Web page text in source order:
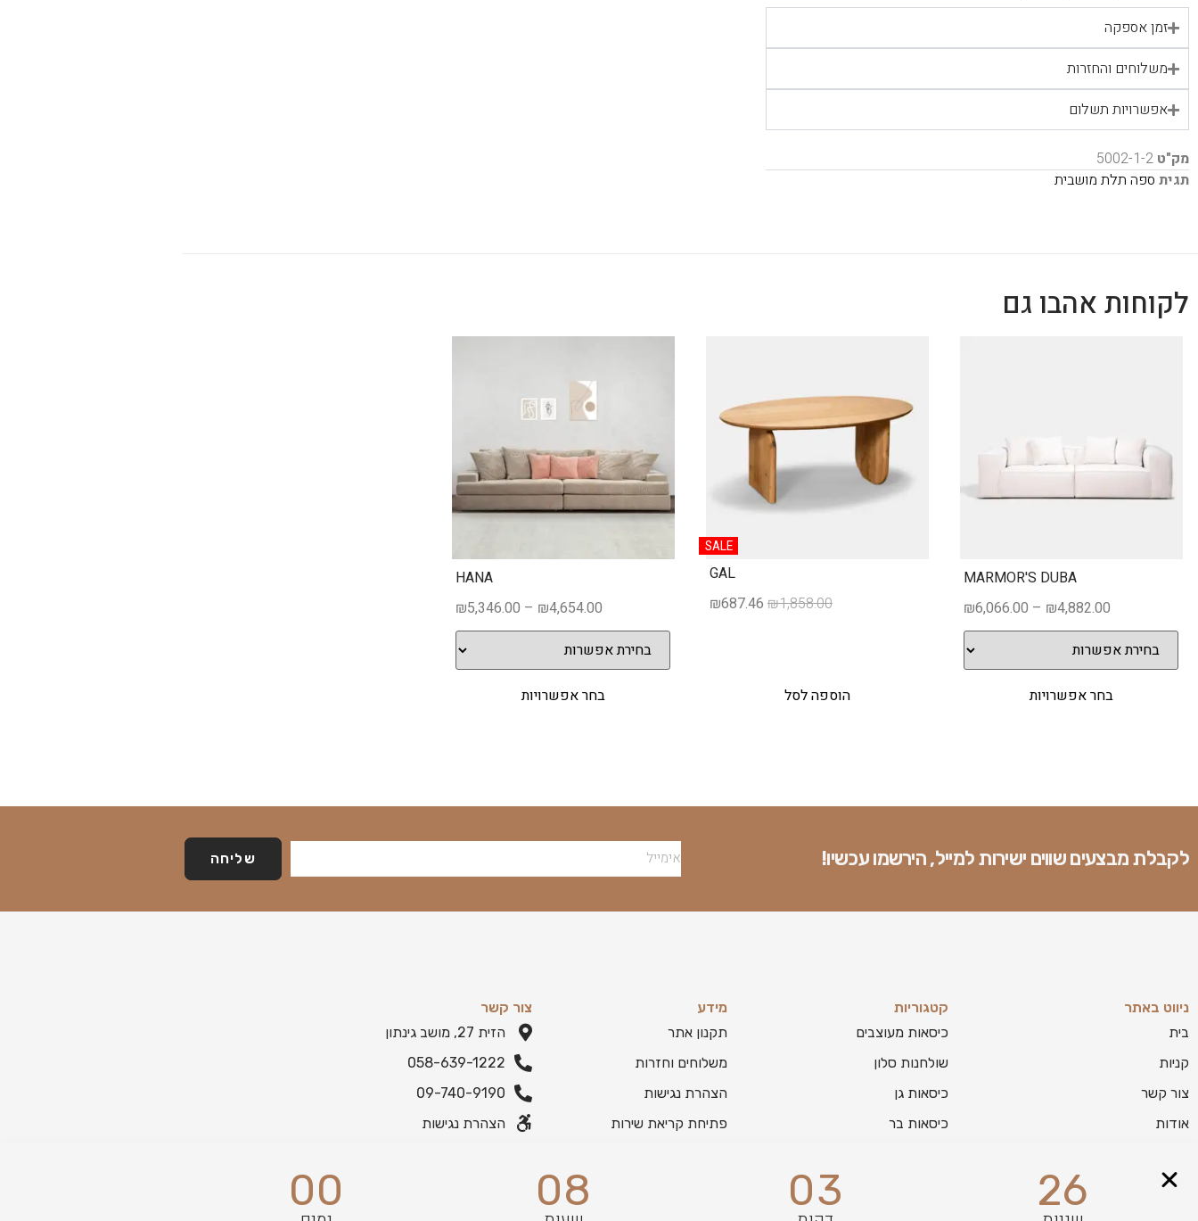
זמן אספקה
משלוחים והחזרות
אפשרויות תשלום
מק"ט 5002-1-2
תגית ספה תלת מושבית
לקוחות אהבו גם
MARMOR'S DUBA
₪4,882.00
–
₪6,066.00
בחר אפשרויות
SALE
GAL
₪1,858.00
₪687.46
הוספה לסל
HANA
₪4,654.00
–
₪5,346.00
בחר אפשרויות
לקבלת מבצעים שווים ישירות למייל, הירשמו עכשיו! שליחה
ניווט באתר
בית
קניות
צור קשר
אודות
מפת אתר
קטגוריות
כיסאות מעוצבים
שולחנות סלון
כיסאות גן
כיסאות בר
מידע
תקנון אתר
משלוחים וחזרות
הצהרת נגישות
פתיחת קריאת שירות
צור קשר
הזית 27, מושב גינתון
058-639-1222
09-740-9190
הצהרת נגישות
00 08 03 25